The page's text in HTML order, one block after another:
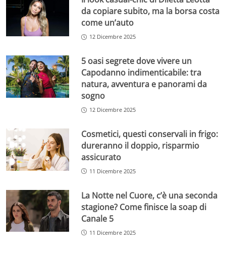
da copiare subito, ma la borsa costa
come un’auto
12 Dicembre 2025
5 oasi segrete dove vivere un
Capodanno indimenticabile: tra
natura, avventura e panorami da
sogno
12 Dicembre 2025
Cosmetici, questi conservali in frigo:
dureranno il doppio, risparmio
assicurato
11 Dicembre 2025
La Notte nel Cuore, c’è una seconda
stagione? Come finisce la soap di
Canale 5
11 Dicembre 2025